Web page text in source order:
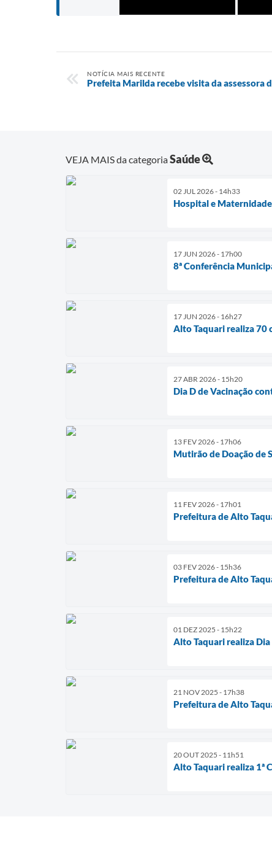
NOTÍCIA MAIS RECENTE
Prefeita Marilda recebe visita da assessora
VEJA MAIS da categoriaSaúde
02 JUL 2026 - 14h33
Hospital e
17 JUN 2026 - 17h00
8ª Conferência
17 JUN 2026 - 16h27
Alto Taquari realiza 70
27 ABR 2026 - 15h20
Dia D de Vacinação
13 FEV 2026 - 17h06
Mutirão de Doação de
11 FEV 2026 - 17h01
Prefeitura de Alto
03 FEV 2026 - 15h36
Prefeitura de Alto
01 DEZ 2025 - 15h22
Alto Taquari realiza
21 NOV 2025 - 17h38
Prefeitura de Alto
20 OUT 2025 - 11h51
Alto Taquari realiza 1ª